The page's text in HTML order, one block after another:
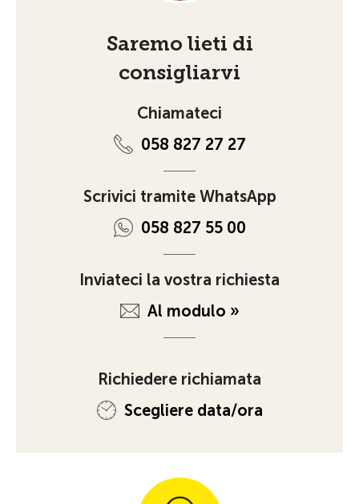
Saremo lieti di
consigliarvi
Chiamateci
058 827 27 27
Scrivici tramite WhatsApp
058 827 55 00
Inviateci la vostra richiesta
Al modulo »
Richiedere richiamata
Scegliere data/ora